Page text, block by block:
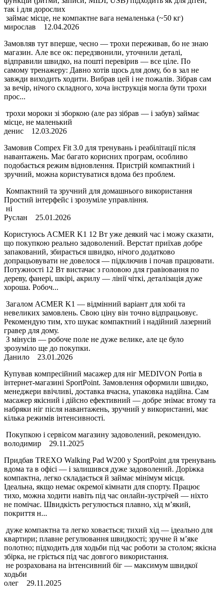
так і для дорослих
займає місце, не компактне вага немаленька (~50 кг)
мирослав
12.04.2026
Замовляв тут вперше, чесно — трохи переживав, бо не знаю
магазин. Але все ок: передзвонили, уточнили деталі,
відправили швидко, на пошті перевірив — все ціле. По
самому тренажеру: Давно хотів щось для дому, бо в зал не
завжди виходить ходити. Вибрав цей і не пожалів. Зібрав сам
за вечір, нічого складного, хоча інструкція могла бути трохи
прос...
трохи мороки зі зборкою (але раз зібрав — і забув) займає
місце, не маленький
денис
12.03.2026
Замовив Compex Fit 3.0 для тренувань і реабілітації після
навантажень. Має багато корисних програм, особливо
подобається режим відновлення. Пристрій компактний і
зручний, можна користуватися вдома без проблем.
Компактний та зручний для домашнього використання
Простий інтерфейс і зрозуміле управління.
ні
Руслан
25.01.2026
Користуюсь ACMER K1 12 Вт уже деякий час і можу сказати,
що покупкою реально задоволений. Верстат приїхав добре
запакований, збирається швидко, нічого додатково
допрацьовувати не довелося — підключив і почав працювати.
Потужності 12 Вт вистачає з головою для гравіювання по
дереву, фанері, шкірі, акрилу — лінії чіткі, деталізація дуже
хороша. Робоч...
Загалом ACMER K1 — відмінний варіант для хобі та
невеликих замовлень. Свою ціну він точно відпрацьовує.
Рекомендую тим, хто шукає компактний і надійний лазерний
гравер для дому.
З мінусів — робоче поле не дуже велике, але це було
зрозуміло ще до покупки.
Данило
23.01.2026
Купував компресійний масажер для ніг MEDIVON Portia в
інтернет-магазині SportPoint. Замовлення оформили швидко,
менеджери ввічливі, доставка вчасна, упаковка надійна. Сам
масажер якісний і дійсно ефективний — добре знімає втому та
набряки ніг після навантажень, зручний у використанні, має
кілька режимів інтенсивності.
Покупкою і сервісом магазину задоволений, рекомендую.
володимир
29.11.2025
Придбав TREXO Walking Pad W200 у SportPoint для тренувань
вдома та в офісі — і залишився дуже задоволений. Доріжка
компактна, легко складається й займає мінімум місця.
Ідеальна, якщо немає окремої кімнати для спорту. Працює
тихо, можна ходити навіть під час онлайн-зустрічей — ніхто
не помічає. Швидкість регулюється плавно, хід м’який,
покриття н...
дуже компактна та легко ховається; тихий хід — ідеально для
квартири; плавне регулювання швидкості; зручне й м’яке
полотно; підходить для ходьби під час роботи за столом; якісна
збірка, не гріється під час довгого використання.
не розрахована на інтенсивний біг — максимум швидкої
ходьби
олег
29.11.2025